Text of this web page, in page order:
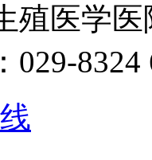
殖医学医
029-8324